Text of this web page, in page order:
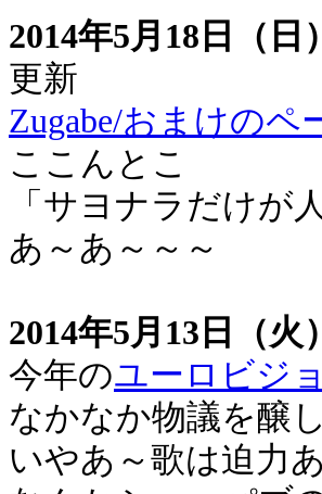
2014年5月18日（日）
更新
Zugabe/おまけのペ
ここんとこ
「サヨナラだけが
あ～あ～～～
2014年5月13日（火）
今年のユーロビジ
なかなか物議を醸
いやあ～歌は迫力